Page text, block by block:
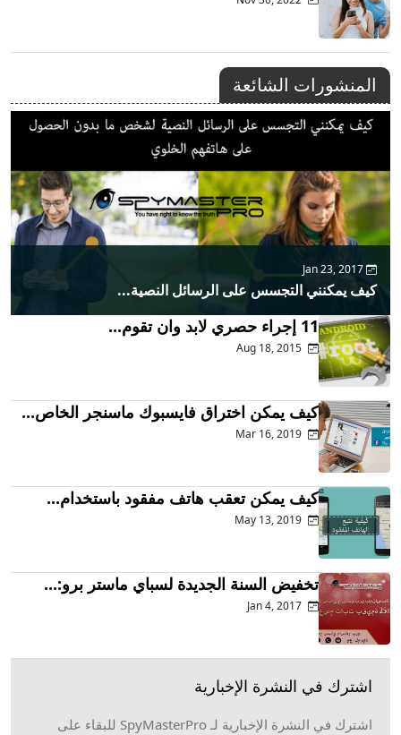
المنشورات الشائعة
كيف يمكنني التجسس على الرسائل النصية...
11 إجراء حصري لابد وان تقوم...
كيف يمكن اختراق فايسبوك ماسنجر الخاص...
كيف يمكن تعقب هاتف مفقود باستخدام...
تخفيض السنة الجديدة لسباي ماستر برو:...
اشترك في النشرة الإخبارية
اشترك في النشرة الإخبارية لـ SpyMasterPro للبقاء على